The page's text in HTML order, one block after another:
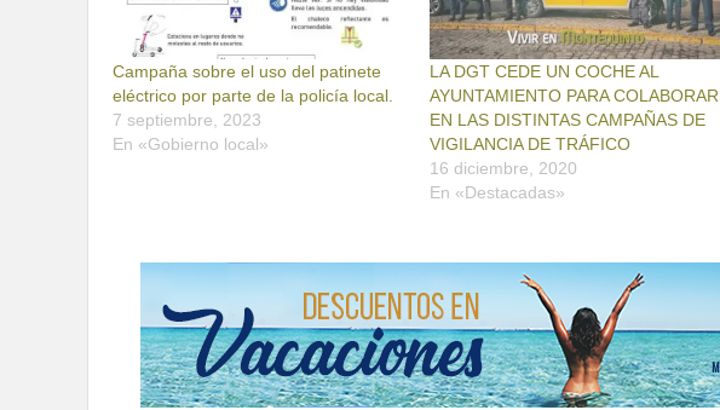
Campaña sobre el uso del patinete
eléctrico por parte de la policía local.
7 septiembre, 2023
En «Gobierno local»
LA DGT CEDE UN COCHE AL
AYUNTAMIENTO PARA COLABORAR
EN LAS DISTINTAS CAMPAÑAS DE
VIGILANCIA DE TRÁFICO
16 diciembre, 2020
En «Destacadas»